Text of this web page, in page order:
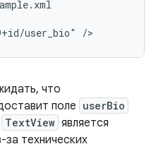
user_bio"
что
поле userBio
TextView является
технических